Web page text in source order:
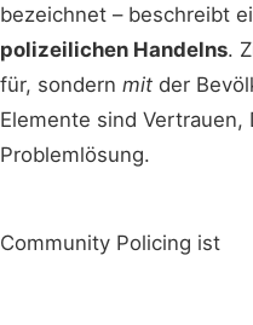
bezeichnet – beschreibt
polizeilichen Handelns.
für, sondern mit der
Elemente sind Vertrauen,
Problemlösung.
Community Policing ist